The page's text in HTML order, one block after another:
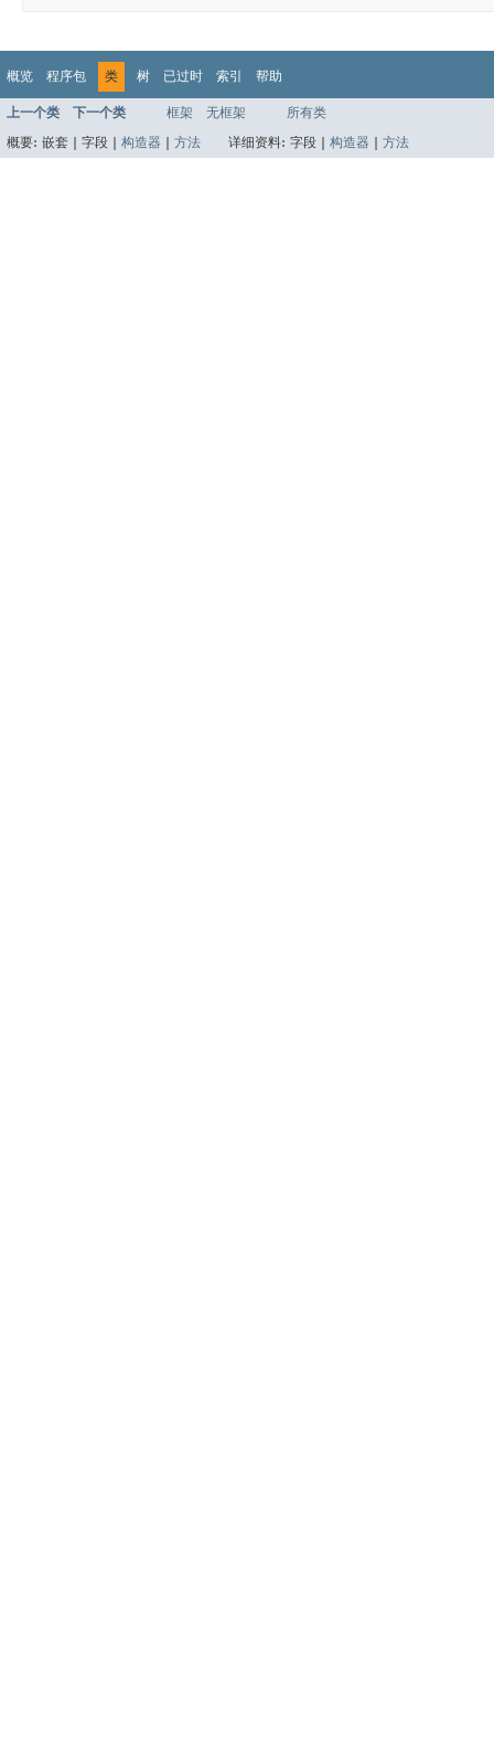
概览 程序包 类 树 已过时 索引 帮助
上一个类 下一个类 框架 无框架
所有类
概要: 嵌套 | 字段 | 构造器 方法 详细资料: 字段 | 构造器 方法